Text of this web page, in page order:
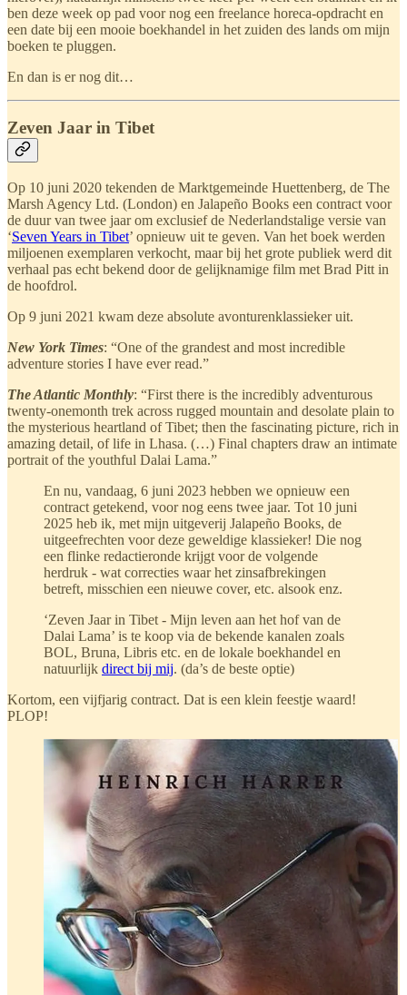
ben deze week op pad voor nog een freelance horeca-opdracht en
een date bij een mooie boekhandel in het zuiden des lands om mijn
boeken te pluggen.
En dan is er nog dit…
Zeven Jaar in Tibet
Op 10 juni 2020 tekenden de Marktgemeinde Huettenberg, de The
Marsh Agency Ltd. (London) en Jalapeño Books een contract voor
de duur van twee jaar om exclusief de Nederlandstalige versie van
‘Seven Years in Tibet’ opnieuw uit te geven. Van het boek werden
miljoenen exemplaren verkocht, maar bij het grote publiek werd dit
verhaal pas echt bekend door de gelijknamige film met Brad Pitt in
de hoofdrol.
Op 9 juni 2021 kwam deze absolute avonturenklassieker uit.
New York Times: “One of the grandest and most incredible
adventure stories I have ever read.”
The Atlantic Monthly: “First there is the incredibly adventurous
twenty-onemonth trek across rugged mountain and desolate plain to
the mysterious heartland of Tibet; then the fascinating picture, rich in
amazing detail, of life in Lhasa. (…) Final chapters draw an intimate
portrait of the youthful Dalai Lama.”
En nu, vandaag, 6 juni 2023 hebben we opnieuw een
contract getekend, voor nog eens twee jaar. Tot 10 juni
2025 heb ik, met mijn uitgeverij Jalapeño Books, de
uitgeefrechten voor deze geweldige klassieker! Die nog
een flinke redactieronde krijgt voor de volgende
herdruk - wat correcties waar het zinsafbrekingen
betreft, misschien een nieuwe cover, etc. alsook enz.
‘Zeven Jaar in Tibet - Mijn leven aan het hof van de
Dalai Lama’ is te koop via de bekende kanalen zoals
BOL, Bruna, Libris etc. en de lokale boekhandel en
natuurlijk direct bij mij. (da’s de beste optie)
Kortom, een vijfjarig contract. Dat is een klein feestje waard!
PLOP!